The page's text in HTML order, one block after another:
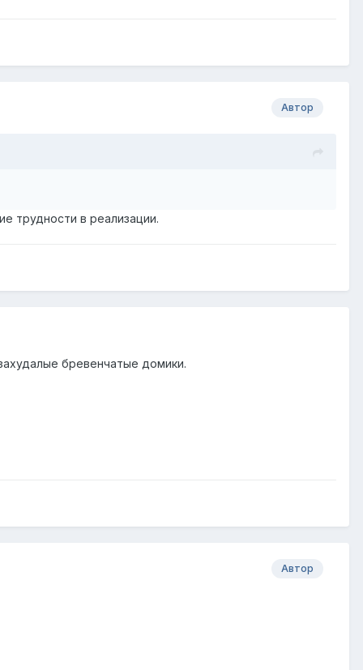
Автор
трудности в реализации.
бревенчатые домики.
Автор